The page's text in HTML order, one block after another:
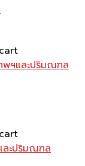
พฯและปริมณฑล
ละปริมณฑล